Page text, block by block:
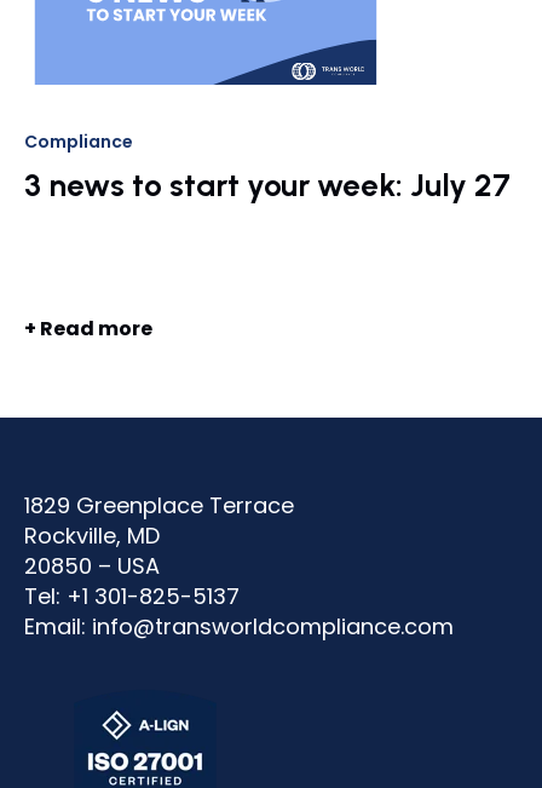
Compliance
3 news to start your week: July 27
+ Read more
1829 Greenplace Terrace
Rockville, MD
20850 – USA
Tel: +1 301-825-5137
Email: info@transworldcompliance.com